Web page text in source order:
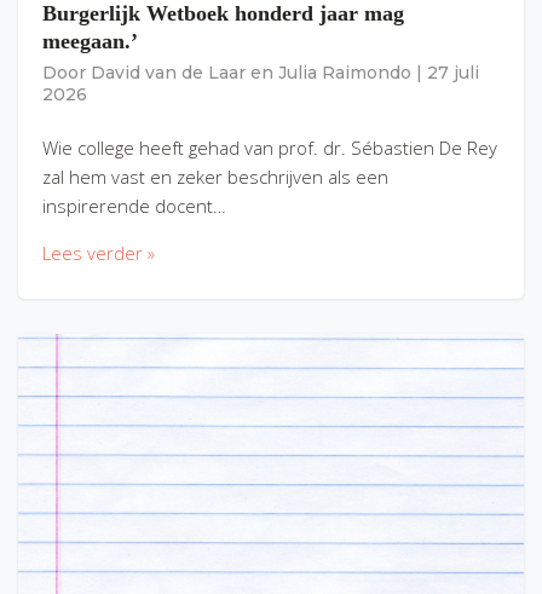
Burgerlijk Wetboek honderd jaar mag
meegaan.’
Door David van de Laar en Julia Raimondo
27 juli
2026
Wie college heeft gehad van prof. dr. Sébastien De Rey
zal hem vast en zeker beschrijven als een
inspirerende docent…
Lees verder »